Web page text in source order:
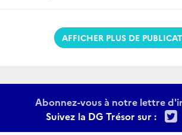
AFFICHER PLUS DE
Abonnez-vous à notre lettre
Suivez la DG Trésor sur :